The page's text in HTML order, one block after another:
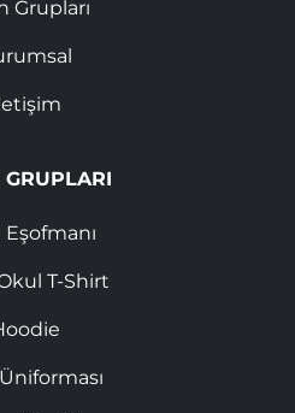
Grupları
GRUPLARI
T-Shirt